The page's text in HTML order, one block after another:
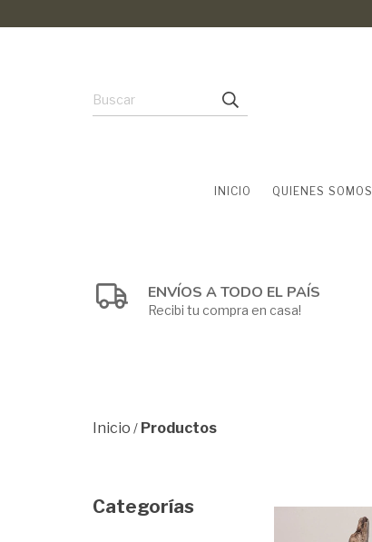
INICIO QUIENES SOMOS
ENVÍOS A TODO EL PAÍS
Recibi tu compra en casa!
Inicio / Productos
Categorías